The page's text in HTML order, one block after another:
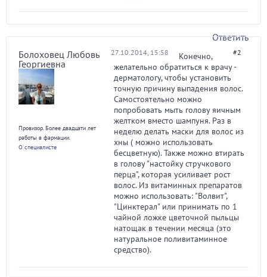
Ответить
Болоховец Любовь
Георгиевна
Провизор. Более двадцати лет
работы в фармации.
О специалисте
27.10.2014, 15:58 #2
Конечно,
желательно обратиться к врачу -
дерматологу, чтобы установить
точную причину выпадения волос.
Самостоятельно можно
попробовать мыть голову яичным
желтком вместо шампуня. Раз в
неделю делать маски для волос из
хны ( можно использовать
бесцветную). Также можно втирать
в голову "настойку стручкового
перца", которая усиливает рост
волос. Из витаминных препаратов
можно использовать: "Волвит",
"Цинктерал" или принимать по 1
чайной ложке цветочной пыльцы
натощак в течении месяца (это
натуральное поливитаминное
средство).